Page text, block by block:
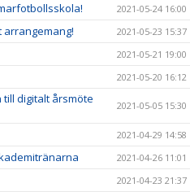
2021-05-24 16:00
arrangemang! 2021-05-23 15:37
2021-05-21 19:00
2021-05-20 16:12
till digitalt årsmöte
2021-05-05 15:30
2021-04-29 14:58
2021-04-26 11:01
2021-04-23 21:37